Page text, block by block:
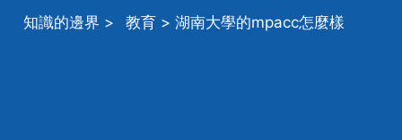
知識的邊界 > 教育 > 湖南大學的mpacc怎麼樣